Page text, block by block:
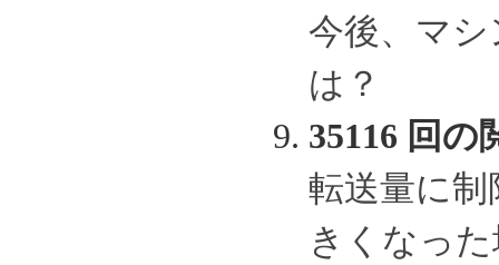
今後、マ
は？
35116 回の
転送量に
きくなっ